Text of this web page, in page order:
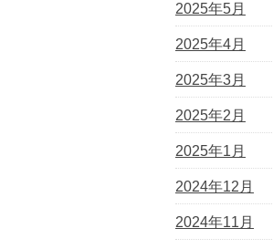
2025年5月
2025年4月
2025年3月
2025年2月
2025年1月
2024年12月
2024年11月